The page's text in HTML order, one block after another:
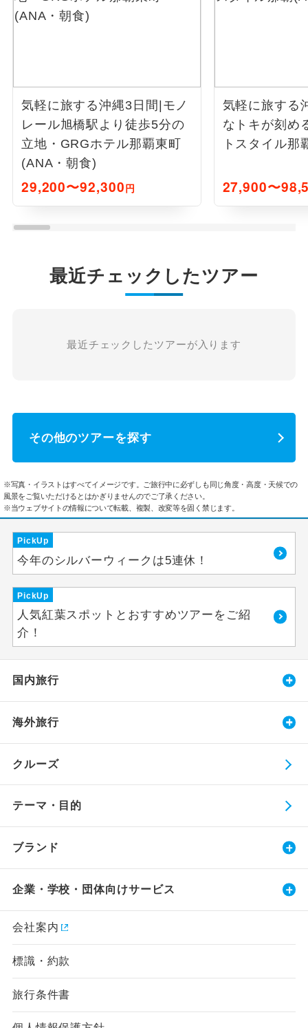
気軽に旅する沖縄3日間|モノ
レール旭橋駅より徒歩5分の
立地・GRGホテル那覇東町
(ANA・朝食)
29,200〜92,300円
気軽に旅する
なトキが刻め
トスタイル那
27,900〜
最近チェックしたツアー
最近チェックしたツアーが入ります
その他のツアーを探す
※写真・イラストはすべてイメージです。ご旅行中に必ずしも同じ角度・高度・天候での
風景をご覧いただけるとはかぎりませんのでご了承ください。
※当ウェブサイトの情報について転載、複製、改変等を固く禁じます。
PickUp
今年のシルバーウィークは5連休！
PickUp
人気紅葉スポットとおすすめツアーをご紹
介！
国内旅行
海外旅行
クルーズ
テーマ・目的
ブランド
企業・学校・団体向けサービス
会社案内
標識・約款
旅行条件書